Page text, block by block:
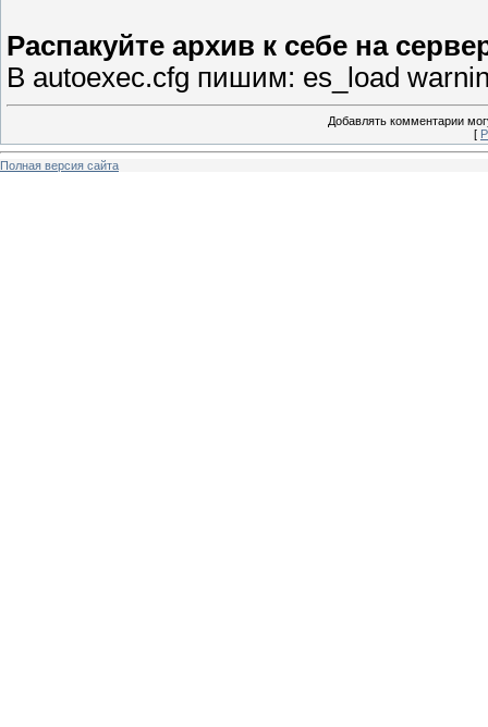
Распакуйте архив к себе на
В autoexec.cfg пишим: es_load
Добавлять комментарии
[
Полная версия сайта